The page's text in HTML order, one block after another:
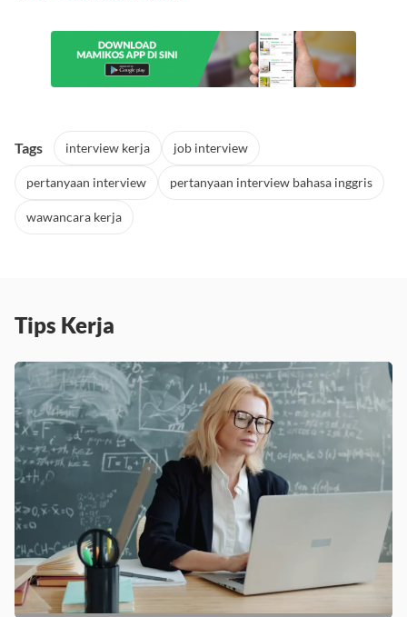
Tags interview kerja job interview
pertanyaan interview pertanyaan interview bahasa inggris
wawancara kerja
Tips Kerja